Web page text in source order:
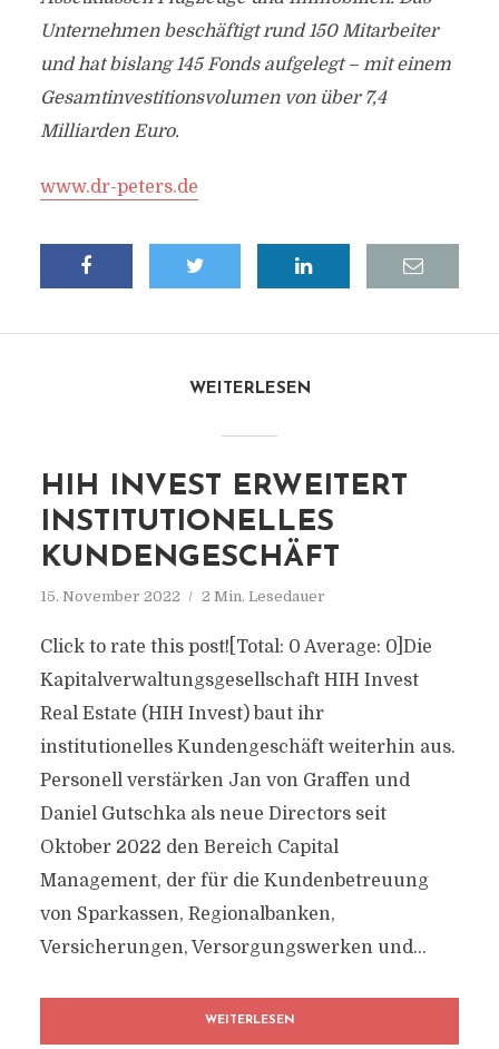
Unternehmen beschäftigt rund 150 Mitarbeiter
und hat bislang 145 Fonds aufgelegt – mit einem
Gesamtinvestitionsvolumen von über 7,4
Milliarden Euro.
www.dr-peters.de
WEITERLESEN
HIH INVEST ERWEITERT
INSTITUTIONELLES
KUNDENGESCHÄFT
15. November 2022 2 Min. Lesedauer
Click to rate this post![Total: 0 Average: 0]Die
Kapitalverwaltungsgesellschaft HIH Invest
Real Estate (HIH Invest) baut ihr
institutionelles Kundengeschäft weiterhin aus.
Personell verstärken Jan von Graffen und
Daniel Gutschka als neue Directors seit
Oktober 2022 den Bereich Capital
Management, der für die Kundenbetreuung
von Sparkassen, Regionalbanken,
Versicherungen, Versorgungswerken und...
WEITERLESEN